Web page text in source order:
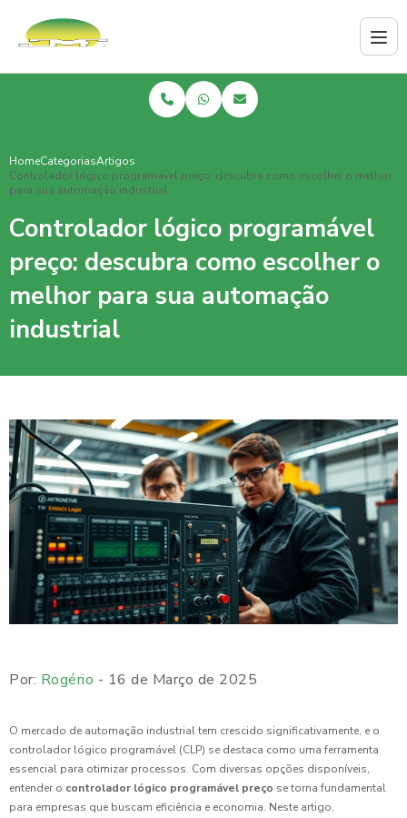
HomeCategoriasArtigos
Controlador lógico programável preço: descubra como escolher o melhor
para sua automação industrial
Controlador lógico programável
preço: descubra como escolher o
melhor para sua automação
industrial
Por: Rogério - 16 de Março de 2025
O mercado de automação industrial tem crescido significativamente, e o
controlador lógico programável (CLP) se destaca como uma ferramenta
essencial para otimizar processos. Com diversas opções disponíveis,
entender o controlador lógico programável preço se torna fundamental
para empresas que buscam eficiência e economia. Neste artigo,